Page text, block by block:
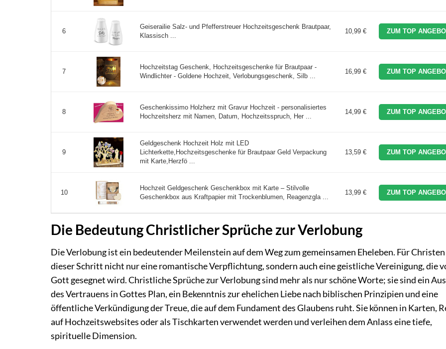
6
Geiserailie Salz- und Pfefferstreuer Hochzeitsgeschenk Brautpaar,
Klassisch ...
10,99 € ZUM TOP
7
Hochzeitstag Geschenk, Hochzeitsgeschenke für Brautpaar -
Windlichter - Goldene Hochzeit, Verlobungsgeschenk, Silb ...
16,99 € ZUM TOP
8
Geschenkissimo Holzherz mit Gravur Hochzeit - personalisiertes
Hochzeitsherz mit Namen, Datum, Hochzeitsspruch, Her ...
14,99 € ZUM TOP
9
Geldgeschenk Hochzeit Holz mit LED
Lichterkette,Hochzeitsgeschenke für Brautpaar Geld Verpackung
mit Karte,Herzfö ...
13,59 € ZUM TOP
10
Hochzeit Geldgeschenk Geschenkbox mit Karte – Stilvolle
Geschenkbox aus Kraftpapier mit Trockenblumen, Reagenzgla ...
13,99 € ZUM TOP
Die Bedeutung Christlicher Sprüche zur Verlobung
Die Verlobung ist ein bedeutender Meilenstein auf dem Weg zum gemeinsamen Eheleben. Für
dieser Schritt nicht nur eine romantische Verpflichtung, sondern auch eine geistliche Vereinigung, die
Gott gesegnet wird. Christliche Sprüche zur Verlobung sind mehr als nur schöne Worte; sie sind ein
des Vertrauens in Gottes Plan, ein Bekenntnis zur ehelichen Liebe nach biblischen Prinzipien und eine
öffentliche Verkündigung der Treue, die auf dem Fundament des Glaubens ruht. Sie können in Karten,
auf Hochzeitswebsites oder als Tischkarten verwendet werden und verleihen dem Anlass eine tiefe,
spirituelle Dimension.